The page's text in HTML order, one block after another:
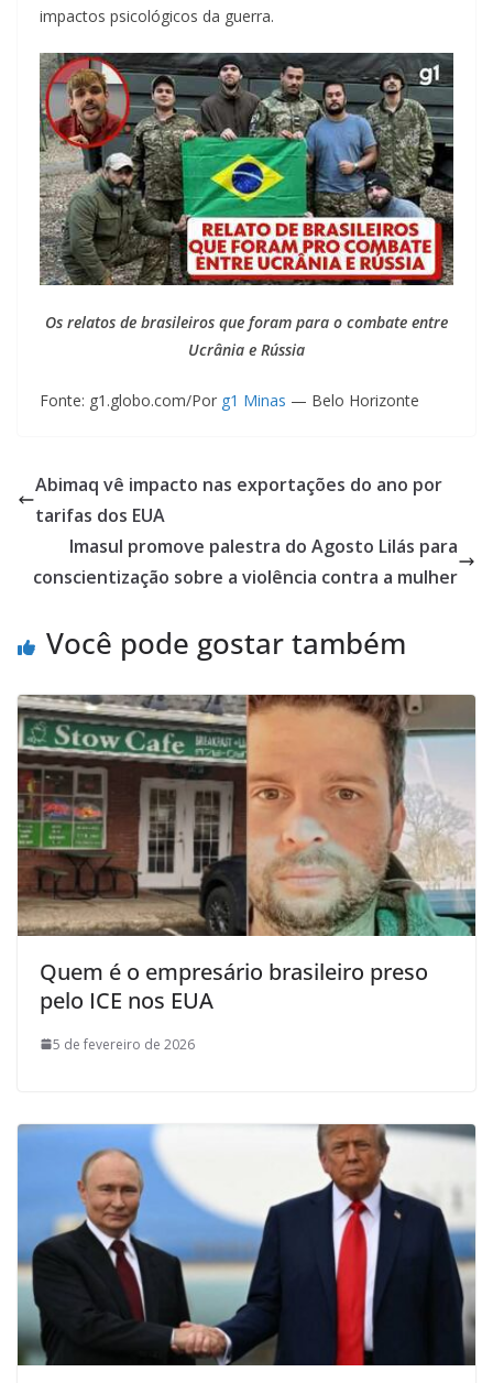
impactos psicológicos da guerra.
Os relatos de brasileiros que foram para o combate entre
Ucrânia e Rússia
Fonte: g1.globo.com/Por g1 Minas — Belo Horizonte
Abimaq vê impacto nas exportações do ano por
tarifas dos EUA
Imasul promove palestra do Agosto Lilás para
conscientização sobre a violência contra a mulher
Você pode gostar também
Quem é o empresário brasileiro preso
pelo ICE nos EUA
5 de fevereiro de 2026